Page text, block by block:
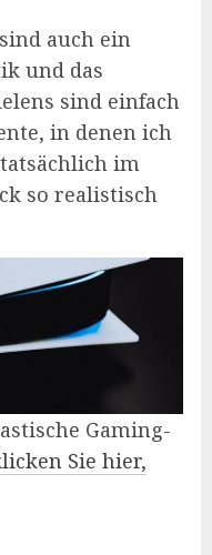
auch ein
und das
sind einfach
in denen ich
im
so realistisch
Gaming-
Sie hier,